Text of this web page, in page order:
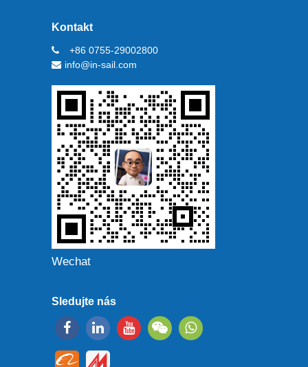
Kontakt
+86 0755-29002800
info@in-sail.com
Wechat
Sledujte nás